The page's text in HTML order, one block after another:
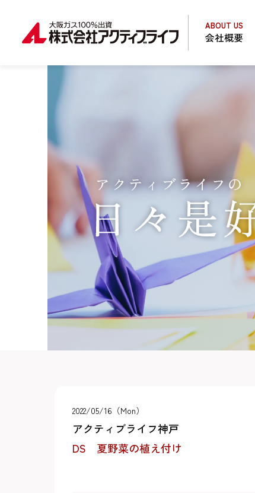
ABOUT US
会社概要
2022/05/16（Mon）
アクティブライフ神戸
DS 夏野菜の植え付け